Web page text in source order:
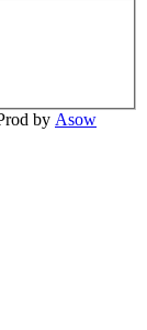
by Asow